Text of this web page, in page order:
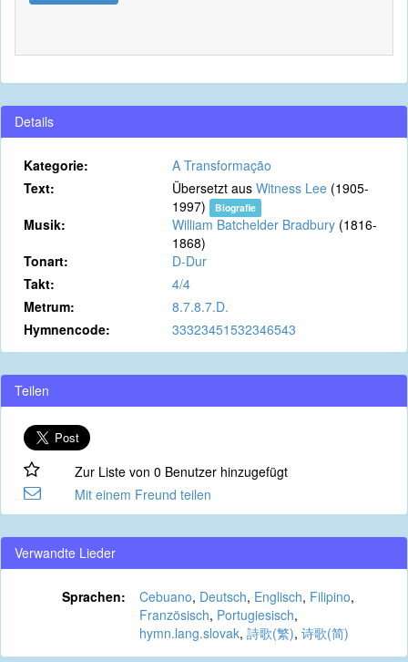
Details
Kategorie:
A Transformação
Text:
Übersetzt aus Witness Lee (1905-
1997)
Biografie
Musik: William Batchelder Bradbury (1816-
1868)
Tonart:
D-Dur
Takt:
4/4
Metrum:
8.7.8.7.D.
Hymnencode:
33323451532346543
Teilen
Zur Liste von 0 Benutzer hinzugefügt
Mit einem Freund teilen
Verwandte Lieder
Sprachen: Cebuano, Deutsch, Englisch, Filipino,
Französisch, Portugiesisch,
hymn.lang.slovak, 詩歌(繁), 诗歌(简)